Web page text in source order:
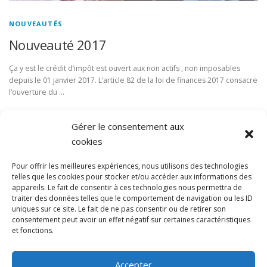
Gérer le consentement aux
cookies
Pour offrir les meilleures expériences, nous utilisons des technologies
telles que les cookies pour stocker et/ou accéder aux informations des
appareils. Le fait de consentir à ces technologies nous permettra de
traiter des données telles que le comportement de navigation ou les ID
uniques sur ce site. Le fait de ne pas consentir ou de retirer son
consentement peut avoir un effet négatif sur certaines caractéristiques
et fonctions.
Accepter
NOUVEAUTÉS
Nouveauté 2017
Ça y est le crédit d’impôt est ouvert aux non actifs , non imposables
depuis le 01 janvier 2017. L’article 82 de la loi de finances 2017 consacre
l’ouverture du …
Conditions générales